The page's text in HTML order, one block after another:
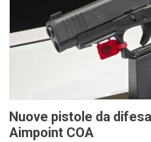
Nuove pistole da
Aimpoint COA